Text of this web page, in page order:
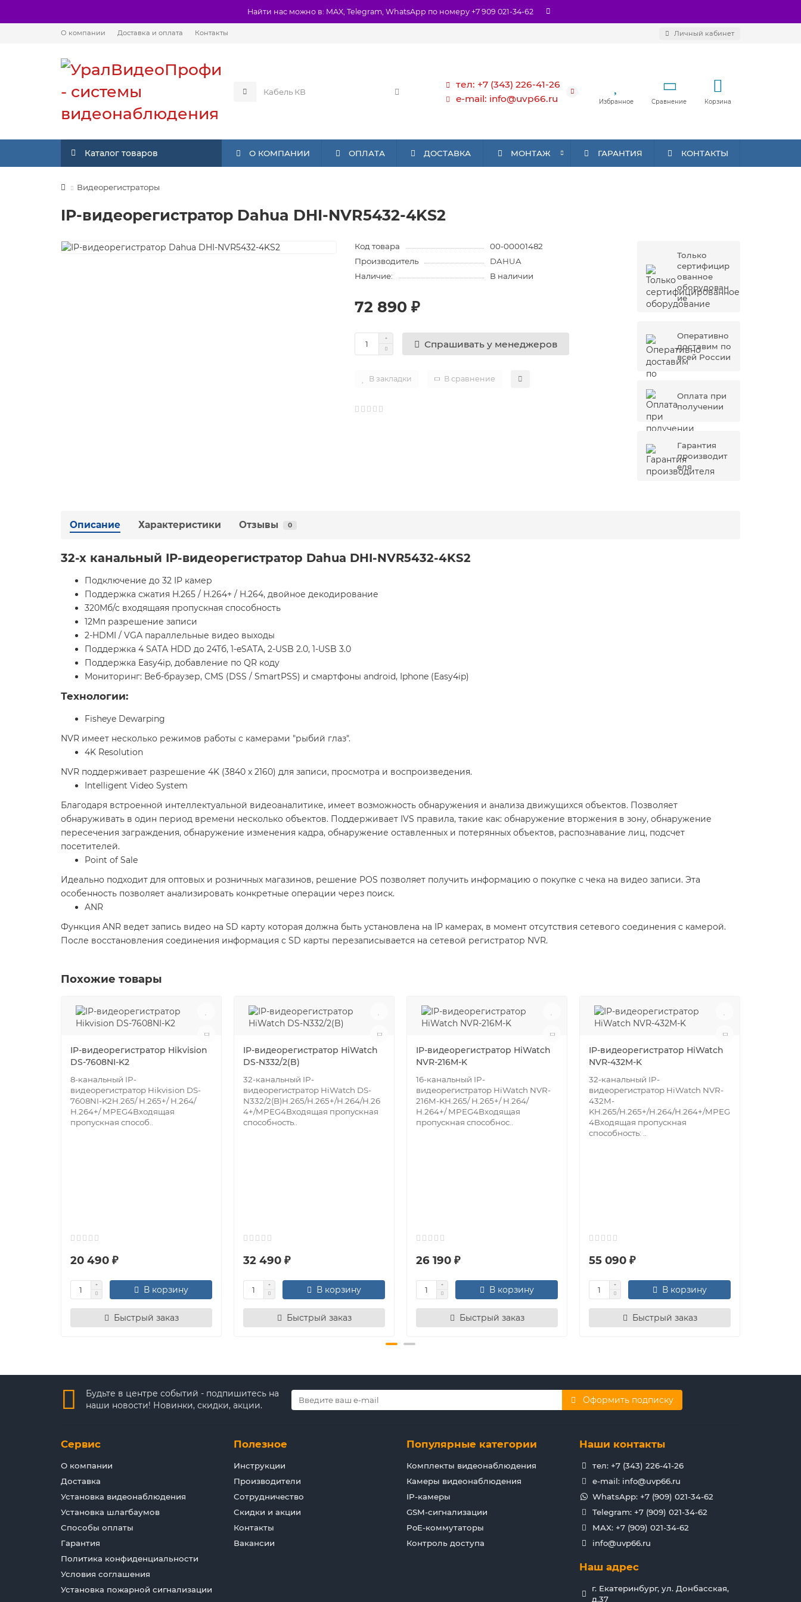
Найти нас можно в: MAX, Telegram, WhatsApp по номеру +7 909 021-34-62
О компании Доставка и оплата Контакты Личный кабинет
тел: +7 (343) 226-41-26
e-mail: info@uvp66.ru
Избранное Сравнение Корзина
Каталог товаров О КОМПАНИИ ОПЛАТА ДОСТАВКА МОНТАЖ ГАРАНТИЯ КОНТАКТЫ
Видеорегистраторы
IP-видеорегистратор Dahua DHI-NVR5432-4KS2
Код товара
00-00001482
Производитель
DAHUA
Наличие:
В наличии
72 890 ₽
Спрашивать у менеджеров
В закладки В сравнение
Только
сертифицир
ованное
оборудован
ие
Оперативно
доставим по
всей России
Оплата при
получении
Гарантия
производит
еля
Описание Характеристики Отзывы 0
32-х канальный IP-видеорегистратор Dahua DHI-NVR5432-4KS2
Подключение до 32 IP камер
Поддержка сжатия H.265 / H.264+ / H.264, двойное декодирование
320Мб/с входящаяя пропускная способность
12Мп разрешение записи
2-HDMI / VGA параллельные видео выходы
Поддержка 4 SATA HDD до 24Тб, 1-eSATA, 2-USB 2.0, 1-USB 3.0
Поддержка Easy4ip, добавление по QR коду
Мониторинг: Веб-браузер, CMS (DSS / SmartPSS) и смартфоны android, Iphone (Easy4ip)
Технологии:
Fisheye Dewarping
NVR имеет несколько режимов работы с камерами "рыбий глаз".
4K Resolution
NVR поддерживает разрешение 4K (3840 х 2160) для записи, просмотра и воспроизведения.
Intelligent Video System
Благодаря встроенной интеллектуальной видеоаналитике, имеет возможность обнаружения и анализа движущихся объектов. Позволяет
обнаруживать в один период времени несколько объектов. Поддерживает IVS правила, такие как: обнаружение вторжения в зону, обнаружение
пересечения заграждения, обнаружение изменения кадра, обнаружение оставленных и потерянных объектов, распознавание лиц, подсчет
посетителей.
Point of Sale
Идеально подходит для оптовых и розничных магазинов, решение POS позволяет получить информацию о покупке с чека на видео записи. Эта
особенность позволяет анализировать конкретные операции через поиск.
ANR
Функция ANR ведет запись видео на SD карту которая должна быть установлена на IP камерах, в момент отсутствия сетевого соединения с камерой.
После восстановления соединения информация с SD карты перезаписывается на сетевой регистратор NVR.
Похожие товары
IP-видеорегистратор Hikvision
DS-7608NI-K2
8-канальный IP-
видеорегистратор Hikvision DS-
7608NI-K2H.265/ H.265+/ H.264/
H.264+/ MPEG4Входящая
пропускная способ..
20 490 ₽
В корзину
Быстрый заказ
IP-видеорегистратор HiWatch
DS-N332/2(B)
32-канальный IP-
видеорегистратор HiWatch DS-
N332/2(B)H.265/H.265+/H.264/H.26
4+/MPEG4Входящая пропускная
способность..
32 490 ₽
В корзину
Быстрый заказ
IP-видеорегистратор HiWatch
NVR-216M-K
16-канальный IP-
видеорегистратор HiWatch NVR-
216M-KH.265/ H.265+/ H.264/
H.264+/ MPEG4Входящая
пропускная способнос..
26 190 ₽
В корзину
Быстрый заказ
IP-видеорегистратор HiWatch
NVR-432M-K
32-канальный IP-
видеорегистратор HiWatch NVR-
432M-
KH.265/H.265+/H.264/H.264+/MPEG
4Входящая пропускная
способность: ..
55 090 ₽
В корзину
Быстрый заказ
Будьте в центре событий - подпишитесь на
наши новости! Новинки, скидки, акции.
Оформить подписку
Сервис
О компании
Доставка
Установка видеонаблюдения
Установка шлагбаумов
Способы оплаты
Гарантия
Политика конфиденциальности
Условия соглашения
Установка пожарной сигнализации
Полезное
Инструкции
Производители
Сотрудничество
Скидки и акции
Контакты
Вакансии
Популярные категории
Комплекты видеонаблюдения
Камеры видеонаблюдения
IP-камеры
GSM-сигнализации
PoE-коммутаторы
Контроль доступа
Наши контакты
тел: +7 (343) 226-41-26
e-mail: info@uvp66.ru
WhatsApp: +7 (909) 021-34-62
Telegram: +7 (909) 021-34-62
MAX: +7 (909) 021-34-62
info@uvp66.ru
Наш адрес
г. Екатеринбург, ул. Донбасская,
д.37